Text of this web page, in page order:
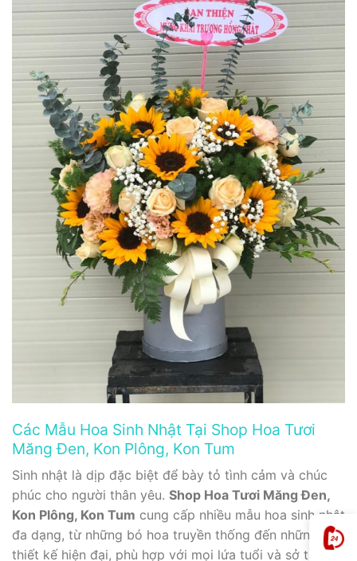
Các Mẫu Hoa Sinh Nhật Tại Shop Hoa Tươi
Măng Đen, Kon Plông, Kon Tum
Sinh nhật là dịp đặc biệt để bày tỏ tình cảm và chúc
phúc cho người thân yêu. Shop Hoa Tươi Măng Đen,
Kon Plông, Kon Tum cung cấp nhiều mẫu hoa sinh nhật
đa dạng, từ những bó hoa truyền thống đến những
thiết kế hiện đại, phù hợp với mọi lứa tuổi và sở thích.